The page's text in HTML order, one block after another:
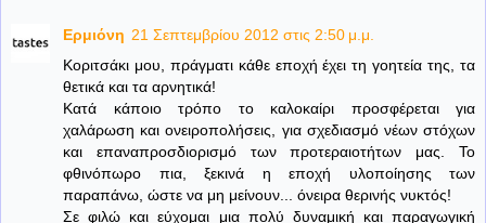
Ερμιόνη 21 Σεπτεμβρίου 2012 στις 2:50 μ.μ.
Κοριτσάκι μου, πράγματι κάθε εποχή έχει τη γοητεία της, τα
θετικά και τα αρνητικά!
Κατά κάποιο τρόπο το καλοκαίρι προσφέρεται για
χαλάρωση και ονειροπολήσεις, για σχεδιασμό νέων στόχων
και επαναπροσδιορισμό των προτεραιοτήτων μας. Το
φθινόπωρο πια, ξεκινά η εποχή υλοποίησης των
παραπάνω, ώστε να μη μείνουν... όνειρα θερινής νυκτός!
Σε φιλώ και εύχομαι μια πολύ δυναμική και παραγωγική